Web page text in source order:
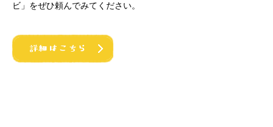
ビ」をぜひ頼んでみてください。